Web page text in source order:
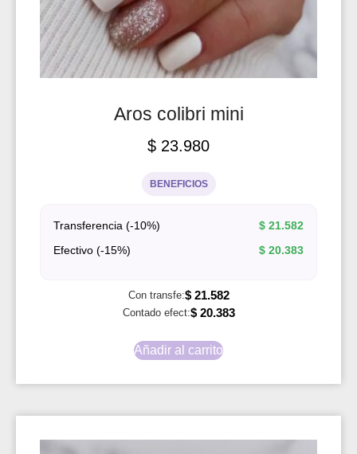
Aros colibri mini
$ 23.980
BENEFICIOS
Transferencia (-10%) $ 21.582
Efectivo (-15%)
$ 20.383
Con transfe:$21.582
Contado efect:$20.383
Añadir al carrito